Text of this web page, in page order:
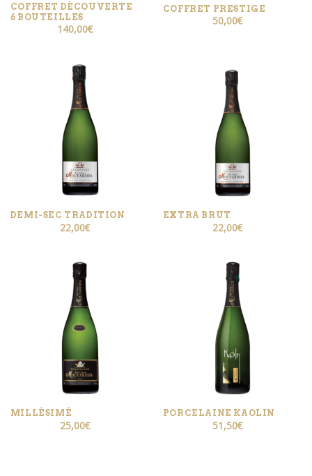
COFFRET DÉCOUVERTE
6 BOUTEILLES
140,00€
COFFRET PRESTIGE
50,00€
DEMI-SEC TRADITION
22,00€
EXTRA BRUT
22,00€
MILLÉSIMÉ
25,00€
PORCELAINE KAOLIN
51,50€